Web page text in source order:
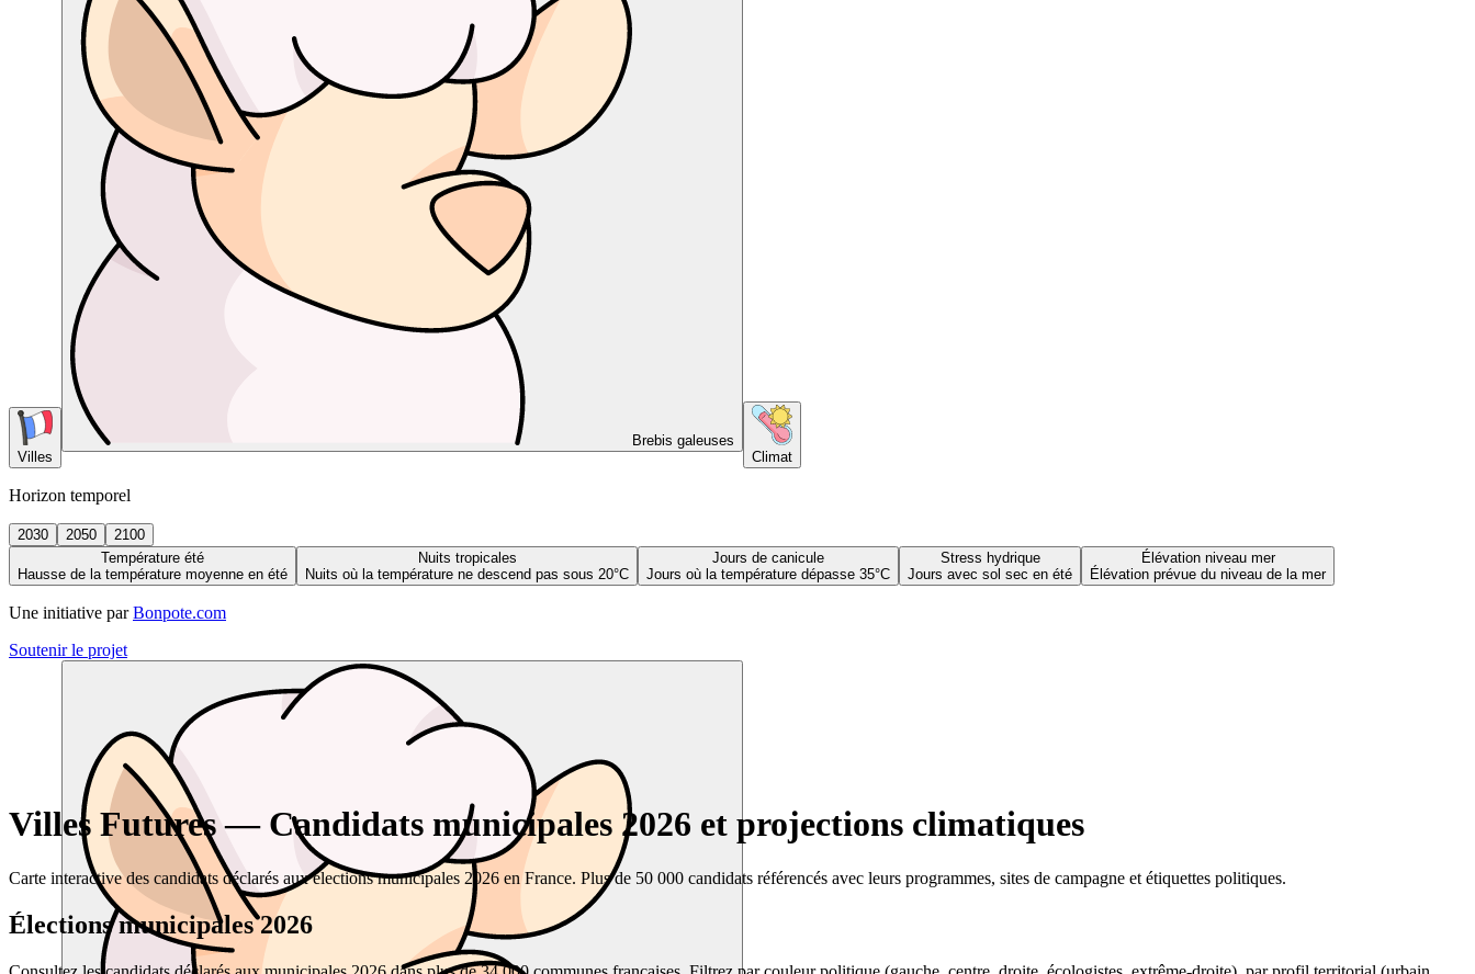
Villes
Brebis galeuses
Climat
Horizon temporel
2030 2050
2100
Température été
Hausse de la température moyenne en été
Nuits tropicales
Nuits où la température ne descend pas sous 20°C
Jours de canicule
Jours où la température dépasse 35°C
Stress hydrique
Jours avec sol sec en été
Élévation niveau mer
Élévation prévue du niveau de la mer
Une initiative par Bonpote.com
Soutenir le projet
Villes Futures — Candidats municipales 2026 et projections climatiques
Carte interactive des candidats déclarés aux élections municipales 2026 en France. Plus de 50 000 candidats référencés avec leurs programmes, sites de campagne et étiquettes politiques.
Élections municipales 2026